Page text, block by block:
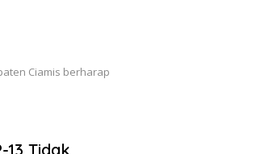
Ciamis berharap
Tidak